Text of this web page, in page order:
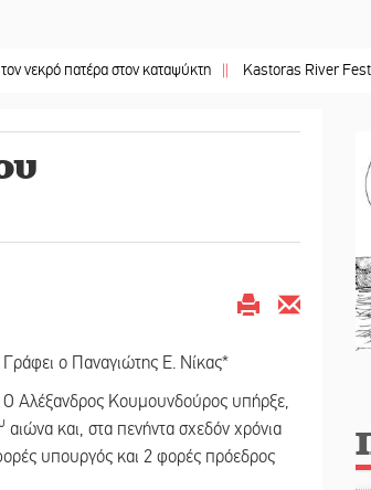
πατέρα στον καταψύκτη || Kastoras River Festival 2026:
Γράφει ο Παναγιώτης Ε. Νίκας*
Ο Αλέξανδρος Κουμουνδούρος υπήρξε,
αιώνα και, στα πενήντα σχεδόν χρόνια
υπουργός και 2 φορές πρόεδρος